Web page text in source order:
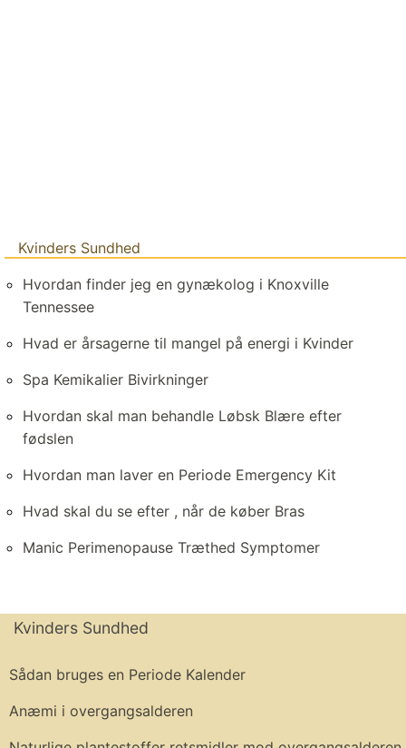
Kvinders Sundhed
Hvordan finder jeg en gynækolog i Knoxville
Tennessee
Hvad er årsagerne til mangel på energi i Kvinder
Spa Kemikalier Bivirkninger
Hvordan skal man behandle Løbsk Blære efter
fødslen
Hvordan man laver en Periode Emergency Kit
Hvad skal du se efter , når de køber Bras
Manic Perimenopause Træthed Symptomer
Kvinders Sundhed
Sådan bruges en Periode Kalender
Anæmi i overgangsalderen